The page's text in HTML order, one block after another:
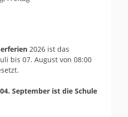
2026 ist das
bis 07. August von 08:00
September ist die Schule